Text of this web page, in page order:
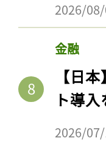
2026/
金融
【日
ト導
2026/